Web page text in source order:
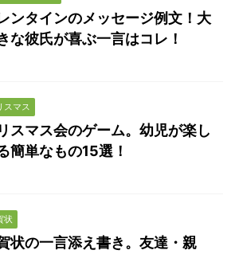
ンタインのメッセージ例文！大
な彼氏が喜ぶ一言はコレ！
スマス
スマス会のゲーム。幼児が楽し
簡単なもの15選！
状
状の一言添え書き。友達・親